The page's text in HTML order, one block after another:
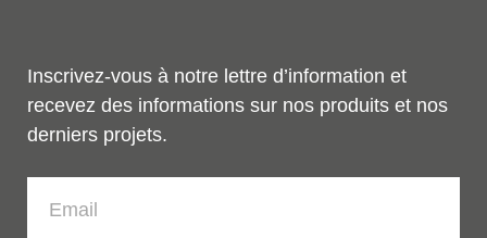
Inscrivez-vous à notre lettre d’information et
recevez des informations sur nos produits et nos
derniers projets.